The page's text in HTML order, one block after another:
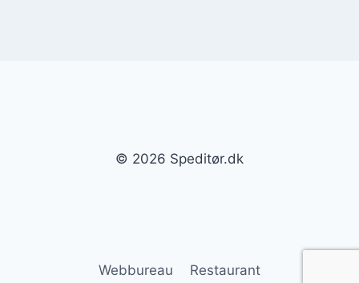
© 2026 Speditør.dk
Webbureau Restaurant